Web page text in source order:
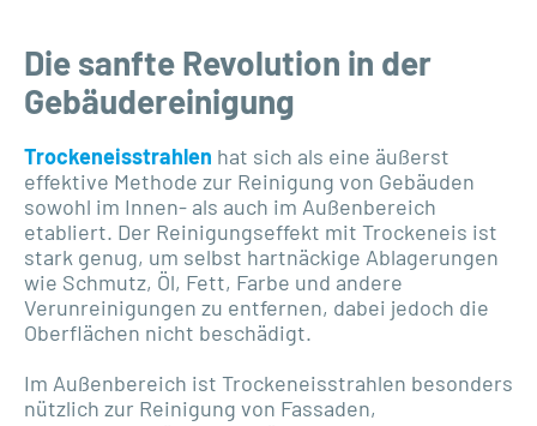
Die sanfte Revolution in der
Gebäudereinigung
Trockeneisstrahlen hat sich als eine äußerst
effektive Methode zur Reinigung von Gebäuden
sowohl im Innen- als auch im Außenbereich
etabliert. Der Reinigungseffekt mit Trockeneis ist
stark genug, um selbst hartnäckige Ablagerungen
wie Schmutz, Öl, Fett, Farbe und andere
Verunreinigungen zu entfernen, dabei jedoch die
Oberflächen nicht beschädigt.
Im Außenbereich ist Trockeneisstrahlen besonders
nützlich zur Reinigung von Fassaden,